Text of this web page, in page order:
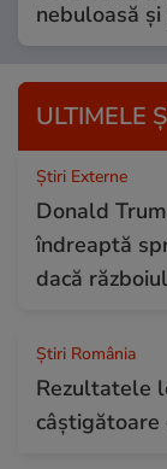
nebuloasă
ULTIMELE
Știri Externe
Donald
îndreaptă
dacă
Știri România
Rezultatele
câștigătoare